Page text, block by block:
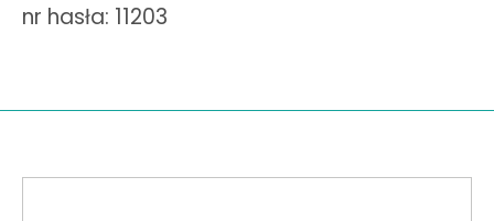
nr hasła: 11203